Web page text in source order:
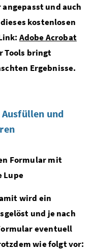
angepasst und auch
kostenlosen
Adobe Acrobat
Tools bringt
Ergebnisse.
und
Formular mit
Lupe
wird ein
und je nach
eventuell
wie folgt vor: